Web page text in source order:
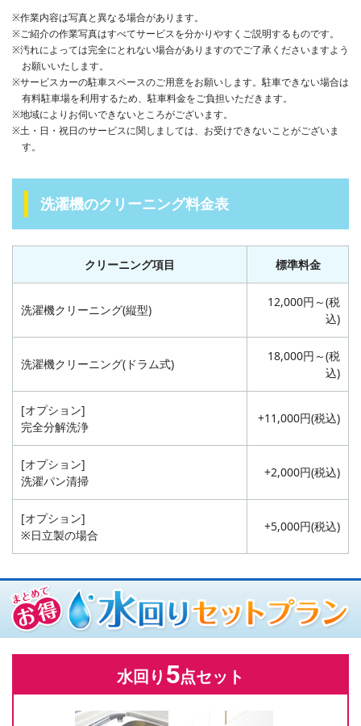
※作業内容は写真と異なる場合があります。
※ご紹介の作業写真はすべてサービスを分かりやすくご説明するものです。
※汚れによっては完全にとれない場合がありますのでご了承くださいますよう
お願いいたします。
※サービスカーの駐車スペースのご用意をお願いします。駐車できない場合は
有料駐車場を利用するため、駐車料金をご負担いただきます。
※地域によりお伺いできないところがございます。
※土・日・祝日のサービスに関しましては、お受けできないことがございま
す。
洗濯機のクリーニング料金表
クリーニング項目 標準料金
洗濯機クリーニング(縦型)
12,000円～(税
込)
洗濯機クリーニング(ドラム式)
18,000円～(税
込)
[オプション]
完全分解洗浄
+11,000円(税込)
[オプション]
洗濯パン清掃
+2,000円(税込)
[オプション]
※日立製の場合
+5,000円(税込)
水回り 5点セット